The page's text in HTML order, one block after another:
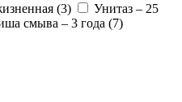
(3)
Унитаз – 25
смыва – 3 года (7)